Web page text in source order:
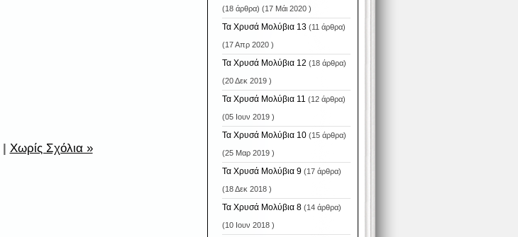
Χωρίς Σχόλια »
(18 άρθρα) (17 Μάι 2020 )
Τα Χρυσά Μολύβια 13(11 άρθρα)
(17 Απρ 2020 )
Τα Χρυσά Μολύβια 12 (18 άρθρα)
(20 Δεκ 2019 )
Τα Χρυσά Μολύβια 11 (12 άρθρα)
(05 Ιουν 2019 )
Τα Χρυσά Μολύβια 10(15 άρθρα)
(25 Μαρ 2019 )
Τα Χρυσά Μολύβια 9(17 άρθρα)
(18 Δεκ 2018 )
Τα Χρυσά Μολύβια 8(14 άρθρα)
(10 Ιουν 2018 )